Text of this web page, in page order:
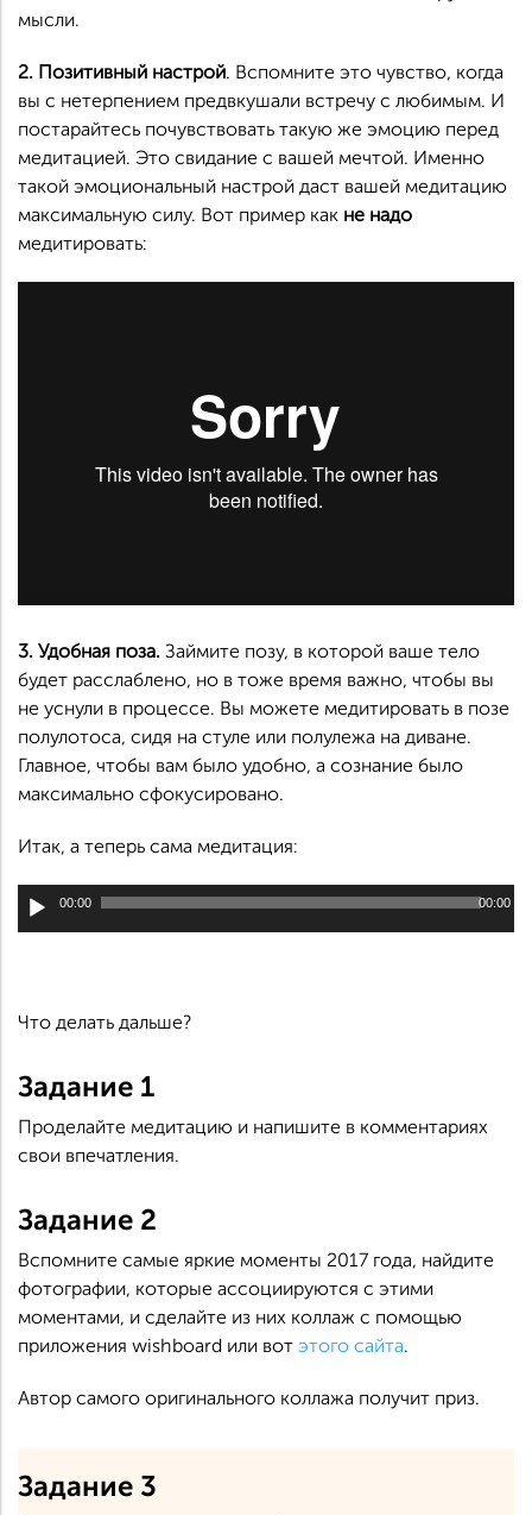
мысли.
2. Позитивный настрой. Вспомните это чувство, когда
вы с нетерпением предвкушали встречу с любимым. И
постарайтесь почувствовать такую же эмоцию перед
медитацией. Это свидание с вашей мечтой. Именно
такой эмоциональный настрой даст вашей медитацию
максимальную силу. Вот пример как не надо
медитировать:
3. Удобная поза. Займите позу, в которой ваше тело
будет расслаблено, но в тоже время важно, чтобы вы
не уснули в процессе. Вы можете медитировать в позе
полулотоса, сидя на стуле или полулежа на диване.
Главное, чтобы вам было удобно, а сознание было
максимально сфокусировано.
Итак, а теперь сама медитация:
Аудиоплеер
00:00 00:00
Что делать дальше?
Задание 1
Проделайте медитацию и напишите в комментариях
свои впечатления.
Задание 2
Вспомните самые яркие моменты 2017 года, найдите
фотографии, которые ассоциируются с этими
моментами, и сделайте из них коллаж с помощью
приложения wishboard или вот этого сайта.
Автор самого оригинального коллажа получит приз.
Задание 3